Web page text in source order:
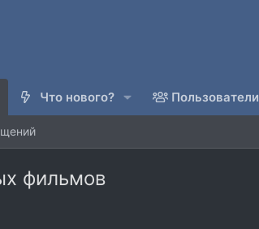
Что нового? Пользователи
фильмов